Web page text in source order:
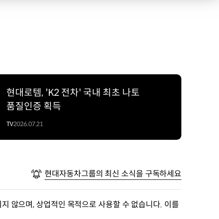
현대로템, 'K2 전차' 국내 최초 나토
품질인증 획득
TV2026.07.21
현대자동차그룹의 최신 소식을 구독하세요
않으며, 상업적인 목적으로 사용할 수 없습니다. 이를